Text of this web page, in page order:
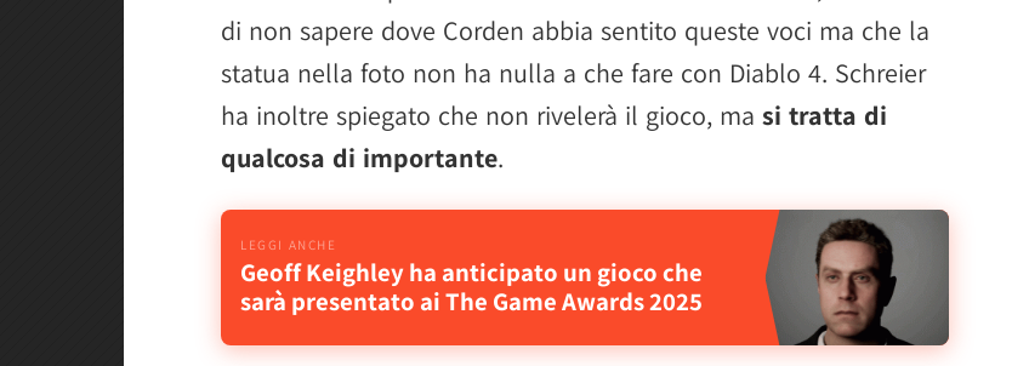
di non sapere dove Corden abbia sentito queste voci ma che la
statua nella foto non ha nulla a che fare con Diablo 4. Schreier
ha inoltre spiegato che non rivelerà il gioco, ma si tratta di
qualcosa di importante.
Geoff Keighley ha anticipato un gioco che
sarà presentato ai The Game Awards 2025